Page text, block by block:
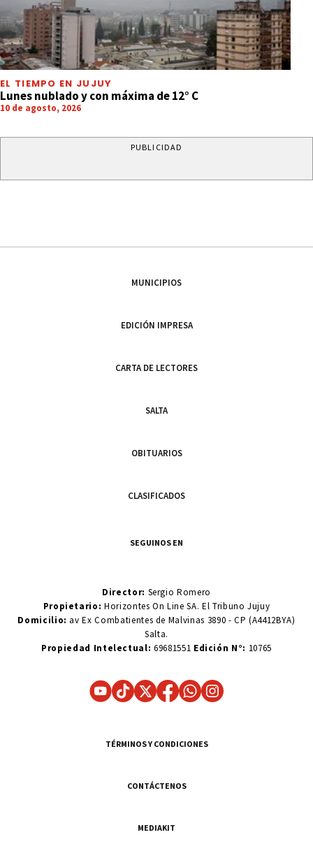
EL TIEMPO EN JUJUY
Lunes nublado y con máxima de 12° C
10 de agosto, 2026
PUBLICIDAD
MUNICIPIOS
EDICIÓN IMPRESA
CARTA DE LECTORES
SALTA
OBITUARIOS
CLASIFICADOS
SEGUINOS EN
Director: Sergio Romero
Propietario:Horizontes On Line SA. El Tribuno Jujuy
Domicilio: av Ex Combatientes de Malvinas 3890 - CP (A4412BYA)
Salta.
Propiedad Intelectual: 69681551 Edición N°: 10765
TÉRMINOS Y CONDICIONES
CONTÁCTENOS
MEDIAKIT